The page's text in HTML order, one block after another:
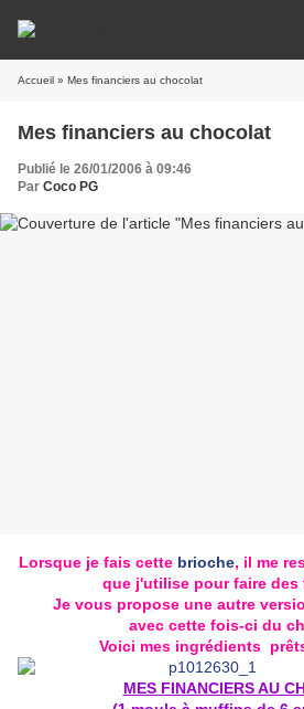
Accueil » Mes financiers au chocolat
Mes financiers au chocolat
Publié le 26/01/2006 à 09:46
Par Coco PG
Lorsque je fais cette brioche, il me
que j'utilise pour faire des
Je vous propose une autre
avec cette fois-ci du
Voici mes ingrédients
MES FINANCIERS AU